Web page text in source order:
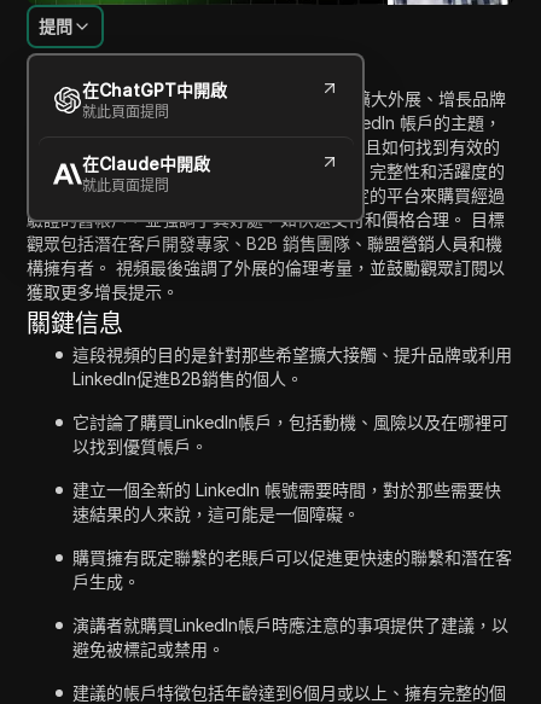
內容介紹
提問
在ChatGPT中開啟
就此頁面提問
在Claude中開啟
就此頁面提問
在這段視頻中，主持人討論了使用 LinkedIn 擴大外展、增長品牌
和提升 B2B 銷售的策略。 它涵蓋了購買 LinkedIn 帳戶的主題，
人們選擇這樣做的原因，以及相關的風險，並且如何找到有效的
合法帳戶。 內容強調在購買前，帳戶的年齡、完整性和活躍度的
重要性，以避免處罰。 主持人推薦了一個特定的平台來購買經過
驗證的舊帳戶，並強調了其好處，如快速交付和價格合理。 目標
觀眾包括潛在客戶開發專家、B2B 銷售團隊、聯盟營銷人員和機
構擁有者。 視頻最後強調了外展的倫理考量，並鼓勵觀眾訂閱以
獲取更多增長提示。
關鍵信息
這段視頻的目的是針對那些希望擴大接觸、提升品牌或利用
LinkedIn促進B2B銷售的個人。
它討論了購買LinkedIn帳戶，包括動機、風險以及在哪裡可
以找到優質帳戶。
建立一個全新的 LinkedIn 帳號需要時間，對於那些需要快
速結果的人來說，這可能是一個障礙。
購買擁有既定聯繫的老賬戶可以促進更快速的聯繫和潛在客
戶生成。
演講者就購買LinkedIn帳戶時應注意的事項提供了建議，以
避免被標記或禁用。
建議的帳戶特徵包括年齡達到6個月或以上、擁有完整的個